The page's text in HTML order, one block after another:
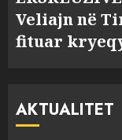
Veliajn në
fituar
AKTUALITET